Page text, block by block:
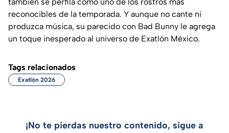
reconocibles de la temporada. Y aunque no cante ni
produzca música, su parecido con Bad Bunny le agrega
un toque inesperado al universo de Exatlón México.
Tags relacionados
Exatlón 2026
¡No te pierdas nuestro contenido, sigue a